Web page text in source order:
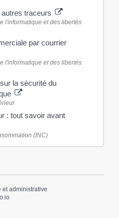
traceurs
l'informatique et des libertés
par courrier
l'informatique et des libertés
la sécurité du
: tout savoir avant
(INC)
et administrative